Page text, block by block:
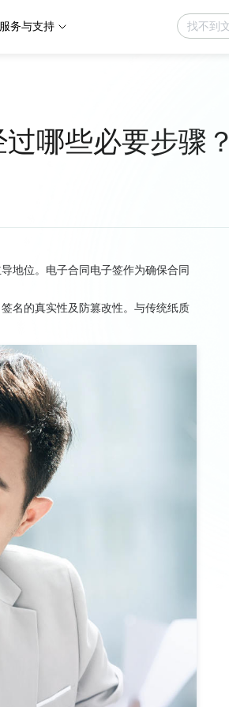
服务与支持
哪些必要步骤？
地位。电子合同电子签作为确保合同
名的真实性及防篡改性。与传统纸质